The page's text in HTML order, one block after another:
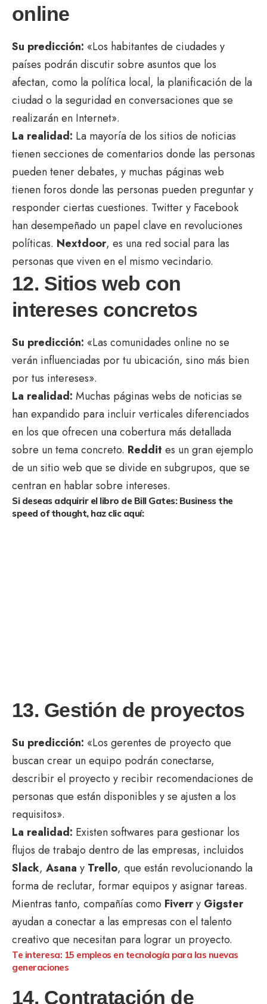
online
Su predicción: «Los habitantes de ciudades y
países podrán discutir sobre asuntos que los
afectan, como la política local, la planificación de la
ciudad o la seguridad en conversaciones que se
realizarán en Internet».
La realidad: La mayoría de los sitios de noticias
tienen secciones de comentarios donde las personas
pueden tener debates, y muchas páginas web
tienen foros donde las personas pueden preguntar y
responder ciertas cuestiones. Twitter y Facebook
han desempeñado un papel clave en revoluciones
políticas. Nextdoor, es una red social para las
personas que viven en el mismo vecindario.
12. Sitios web con
intereses concretos
Su predicción: «Las comunidades online no se
verán influenciadas por tu ubicación, sino más bien
por tus intereses».
La realidad: Muchas páginas webs de noticias se
han expandido para incluir verticales diferenciados
en los que ofrecen una cobertura más detallada
sobre un tema concreto. Reddit es un gran ejemplo
de un sitio web que se divide en subgrupos, que se
centran en hablar sobre intereses.
Si deseas adquirir el libro de Bill Gates: Business the
speed of thought, haz clic aquí:
13. Gestión de proyectos
Su predicción: «Los gerentes de proyecto que
buscan crear un equipo podrán conectarse,
describir el proyecto y recibir recomendaciones de
personas que están disponibles y se ajusten a los
requisitos».
La realidad: Existen softwares para gestionar los
flujos de trabajo dentro de las empresas, incluidos
Slack, Asana y Trello, que están revolucionando la
forma de reclutar, formar equipos y asignar tareas.
Mientras tanto, compañías como Fiverry Gigster
ayudan a conectar a las empresas con el talento
creativo que necesitan para lograr un proyecto.
Te interesa: 15 empleos en tecnología para las nuevas
generaciones
14. Contratación de